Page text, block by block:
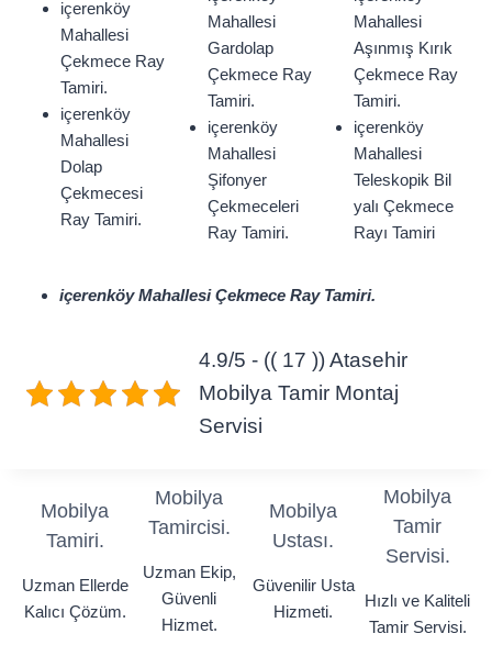
içerenköy
Mahallesi
Çekmece Ray
Tamiri.
içerenköy
Mahallesi
Dolap
Çekmecesi
Ray Tamiri.
Mahallesi
Gardolap
Çekmece Ray
Tamiri.
içerenköy
Mahallesi
Şifonyer
Çekmeceleri
Ray Tamiri.
Mahallesi
Aşınmış Kırık
Çekmece Ray
Tamiri.
içerenköy
Mahallesi
Teleskopik Bil
yalı Çekmece
Rayı Tamiri
içerenköy Mahallesi Çekmece Ray Tamiri.
4.9/5 - (( 17 )) Atasehir
Mobilya Tamir Montaj
Servisi
Mobilya
Tamiri.
Uzman Ellerde
Kalıcı Çözüm.
Mobilya
Tamircisi.
Uzman Ekip,
Güvenli
Hizmet.
Mobilya
Ustası.
Güvenilir Usta
Hizmeti.
Mobilya
Tamir
Servisi.
Hızlı ve Kaliteli
Tamir Servisi.